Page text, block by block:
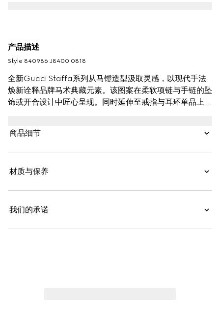
产品描述
Style ‎840986 J8400 0818
全新Gucci Staffa系列从马镫造型汲取灵感，以现代手法
焕新诠释品牌马术典藏元素。该图案在柔软项链与手链的坠
饰或开合设计中匠心呈现。同时延伸至戒指与耳环单品上，
商品细节
材质与保养
我们的承诺